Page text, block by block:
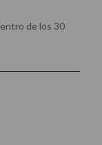
de los 30